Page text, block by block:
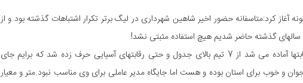
آغاز کرد:متاسفانه حضور اخیر شاهین شهرداری در لیگ برتر تکرار اشتباهات گذشته بود و از
گذشته حاضر شدیم هیچ استفاده مثبتی نشد!
ابتدای فصل که تیم برای حضور در رقابتها آماده می شد از 7 تیم بالای جدول و حتی رقابتهای آسیایی حرف زده شد که برایم جای
خوب برای استان بوده و هست اما جایگاه مدیر عاملی برای وی مناسب نبود.متر و معیار